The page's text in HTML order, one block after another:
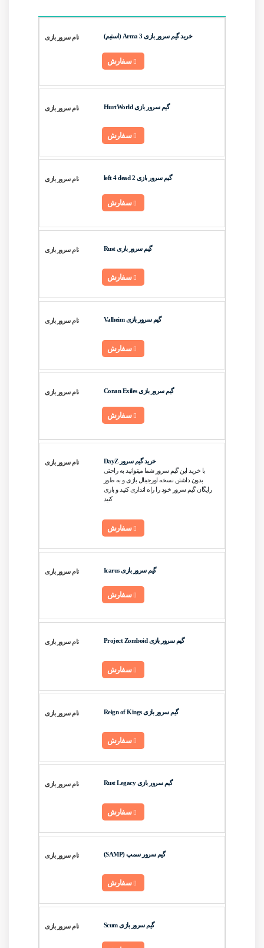
خرید گیم سرور بازی Arma 3 (استیم)
سفارش
گیم سرور بازی HurtWorld
سفارش
گیم سرور بازی left 4 dead 2
سفارش
گیم سرور بازی Rust
سفارش
گیم سرور بازی Valheim
سفارش
گیم سرور بازی Conan Exiles
سفارش
خرید گیم سرور DayZ
با خرید این گیم سرور شما میتوانید به راحتی
بدون داشتن نسخه اورجینال بازی و به طور
رایگان گیم سرور خود را راه اندازی کنید و بازی
کنید
سفارش
گیم سرور بازی Icarus
سفارش
گیم سرور بازی Project Zomboid
سفارش
گیم سرور بازی Reign of Kings
سفارش
گیم سرور بازی Rust Legacy
سفارش
گیم سرور سمپ (SAMP)
سفارش
گیم سرور بازی Scum